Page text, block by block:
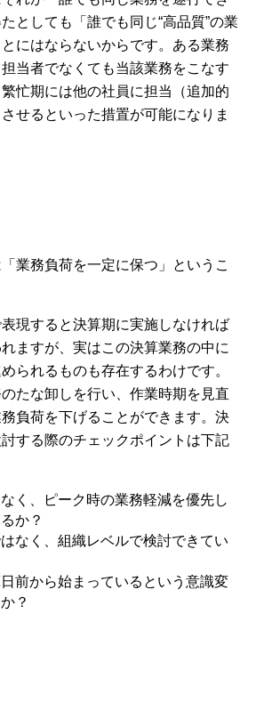
としても「誰でも同じ“高品質”の業
にはならないからです。ある業務
当者でなくても当該業務をこなす
忙期には他の社員に担当（追加的
せるといった措置が可能になりま
業務負荷を一定に保つ」というこ
現すると決算期に実施しなければ
ますが、実はこの決算業務の中に
られるものも存在するわけです。
たな卸しを行い、作業時期を見直
負荷を下げることができます。決
する際のチェックポイントは下記
く、ピーク時の業務軽減を優先し
か？
なく、組織レベルで検討できてい
前から始まっているという意識変
？